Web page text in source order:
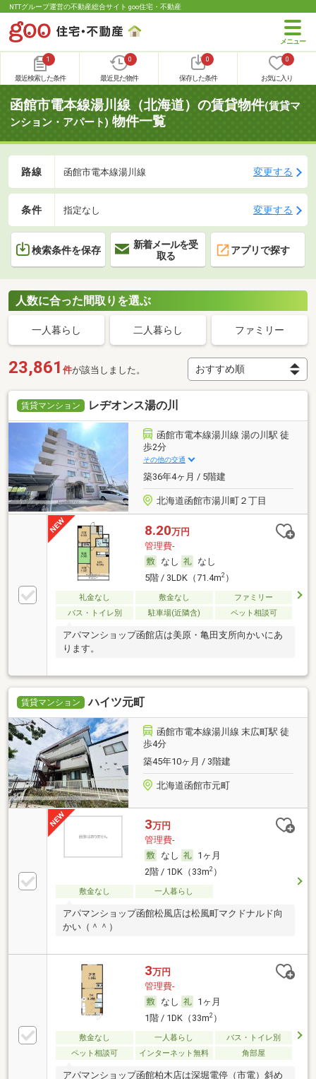
NTTグループ運営の不動産総合サイト goo住宅・不動産
1
最近検索した条件
0
最近見た物件
0
保存した条件
0
お気に入り
函館市電本線湯川線（北海道）の賃貸物件(賃貸マ
ンション・アパート) 物件一覧
路線 函館市電本線湯川線 変更する
条件 指定なし 変更する
検索条件を保存
新着メールを受
取る
アプリで探す
人数に合った間取りを選ぶ
一人暮らし 二人暮らし ファミリー
23,861 件が該当しました。
賃貸マンション レヂオンス湯の川
函館市電本線湯川線 湯の川駅 徒
歩2分
その他の交通
築36年4ヶ月 / 5階建
北海道函館市湯川町２丁目
8.20万円
管理費-
なし
なし
5階 / 3LDK（71.4m2）
礼金なし 敷金なし
ファミリー
バス・トイレ別
駐車場(近隣含) ペット相談可
アパマンショップ函館店は美原・亀田支所向かいにあ
ります。
賃貸マンション ハイツ元町
函館市電本線湯川線 末広町駅 徒
歩4分
築45年10ヶ月 / 3階建
北海道函館市元町
3万円
管理費-
なし
1ヶ月
2階 / 1DK（33m2）
敷金なし 一人暮らし
アパマンショップ函館松風店は松風町マクドナルド向
かい（＾＾）
3万円
管理費-
なし
1ヶ月
1階 / 1DK（33m2）
敷金なし 一人暮らし
バス・トイレ別
ペット相談可
インターネット無料 角部屋
アパマンショップ函館柏木店は深堀電停（市電）斜め